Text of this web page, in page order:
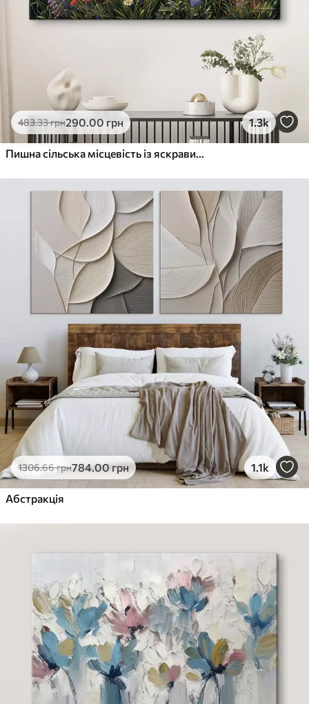
483.33грн290.00 грн 1.3k
Пишна сільська місцевість із яскравим лугом диких квітів, наповненим різнокольоровими квітами під хмарним небом
1306.66грн784.00грн 1.1k
Абстракція